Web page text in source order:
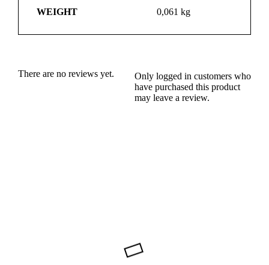
WEIGHT 0,061 kg
There are no reviews yet.
Only logged in customers who
have purchased this product
may leave a review.